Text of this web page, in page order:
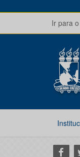
Ir para